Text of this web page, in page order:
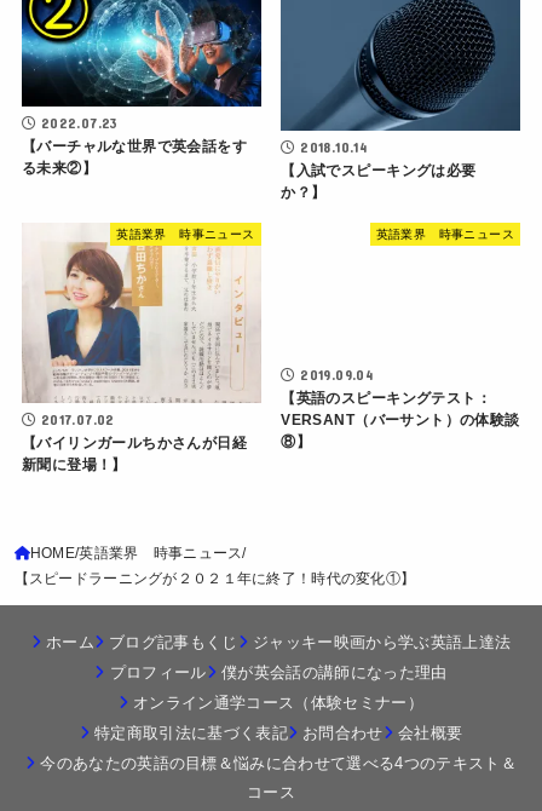
2022.07.23
【バーチャルな世界で英会話をす
る未来②】
2018.10.14
【入試でスピーキングは必要
か？】
英語業界 時事ニュース
2017.07.02
【バイリンガールちかさんが日経
新聞に登場！】
英語業界 時事ニュース
2019.09.04
【英語のスピーキングテスト：
VERSANT（バーサント）の体験談
⑧】
HOME 英語業界 時事ニュース
【スピードラーニングが２０２１年に終了！時代の変化①】
ホーム ブログ記事もくじ
ジャッキー映画から学ぶ英語上達法
プロフィール
僕が英会話の講師になった理由
オンライン通学コース（体験セミナー）
特定商取引法に基づく表記
お問合わせ
会社概要
今のあなたの英語の目標＆悩みに合わせて選べる4つのテキスト＆
コース